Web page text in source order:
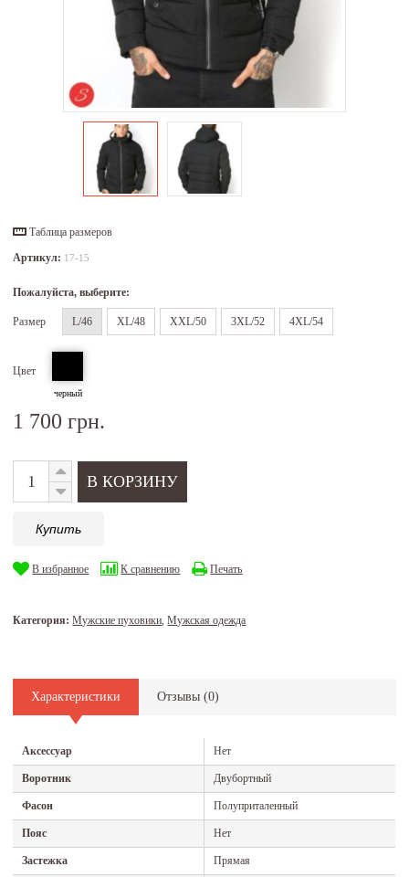
Таблица размеров
Артикул: 17-15
Пожалуйста, выберите:
Размер L/46 XL/48 XXL/50 3XL/52 4XL/54
Цвет
черный
1 700 грн.
Купить
В избранное К сравнению Печать
Категория:Мужские пуховики,Мужская одежда
Характеристики Отзывы (0)
Аксессуар Нет
Воротник Двубортный
Фасон Полуприталенный
Пояс Нет
Застежка Прямая